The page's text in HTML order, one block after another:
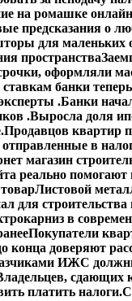
на ромашке
предсказания о
для маленьких
пространства
оформляли
банки
.Банки
.Выросла доля
Продавцов квартир
в
магазин
реально
Листовой
для строительства
в
Покупатели
конца доверяют
ИЖС
сдающих
платить налоги.